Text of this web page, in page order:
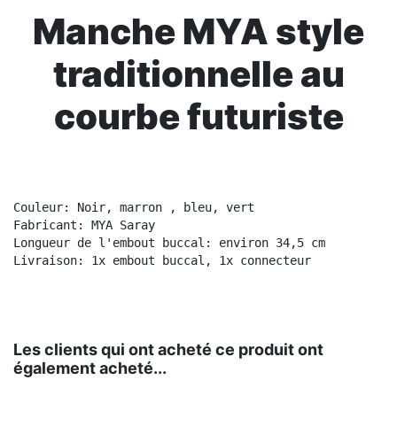
Manche MYA style
traditionnelle au
courbe futuriste
Couleur: Noir, marron , bleu, vert
Fabricant: MYA Saray
Longueur de l'embout buccal: environ 34,5 cm
Livraison: 1x embout buccal, 1x connecteur
Les clients qui ont acheté ce produit ont
également acheté...